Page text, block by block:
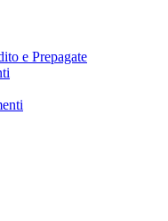
e Prepagate